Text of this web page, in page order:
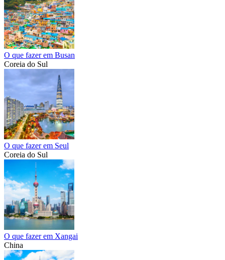
O que fazer em Busan
Coreia do Sul
O que fazer em Seul
Coreia do Sul
O que fazer em Xangai
China